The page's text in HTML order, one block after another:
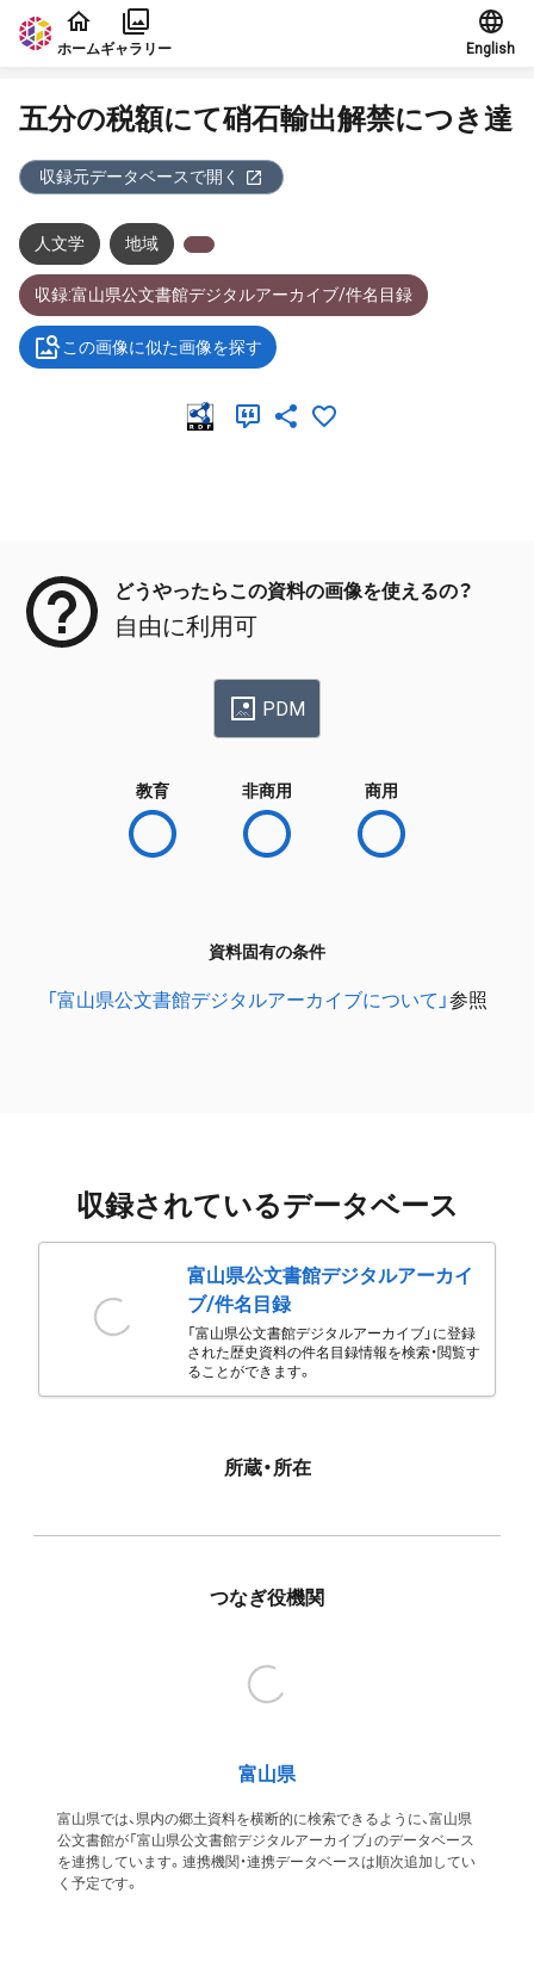
本文に飛ぶ
ホームギャラリー English
五分の税額にて硝石輸出解禁につき達
収録元データベースで開く
人文学 地域
収録:富山県公文書館デジタルアーカイブ/件名目録
この画像に似た画像を探す
どうやったらこの資料の画像を使えるの？
自由に利用可
PDM
教育 非商用 商用
資料固有の条件
「富山県公文書館デジタルアーカイブについて」参照
収録されているデータベース
富山県公文書館デジタルアーカイ
ブ/件名目録
「富山県公文書館デジタルアーカイブ」に登録
された歴史資料の件名目録情報を検索・閲覧す
ることができます。
所蔵・所在
つなぎ役機関
富山県
富山県では、県内の郷土資料を横断的に検索できるように、富山県
公文書館が「富山県公文書館デジタルアーカイブ」のデータベース
を連携しています。連携機関・連携データベースは順次追加してい
く予定です。